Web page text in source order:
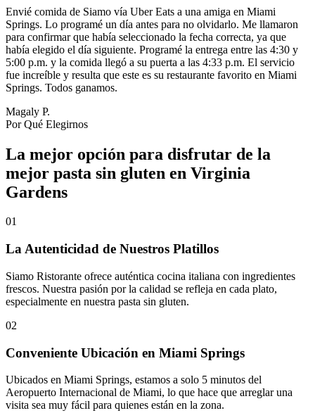
Envié comida de Siamo vía Uber Eats a una amiga en Miami
Springs. Lo programé un día antes para no olvidarlo. Me llamaron
para confirmar que había seleccionado la fecha correcta, ya que
había elegido el día siguiente. Programé la entrega entre las 4:30 y
5:00 p.m. y la comida llegó a su puerta a las 4:33 p.m. El servicio
fue increíble y resulta que este es su restaurante favorito en Miami
Springs. Todos ganamos.
Magaly P.
Por Qué Elegirnos
La mejor opción para disfrutar de la
mejor pasta sin gluten en Virginia
Gardens
01
La Autenticidad de Nuestros Platillos
Siamo Ristorante ofrece auténtica cocina italiana con ingredientes
frescos. Nuestra pasión por la calidad se refleja en cada plato,
especialmente en nuestra pasta sin gluten.
02
Conveniente Ubicación en Miami Springs
Ubicados en Miami Springs, estamos a solo 5 minutos del
Aeropuerto Internacional de Miami, lo que hace que arreglar una
visita sea muy fácil para quienes están en la zona.